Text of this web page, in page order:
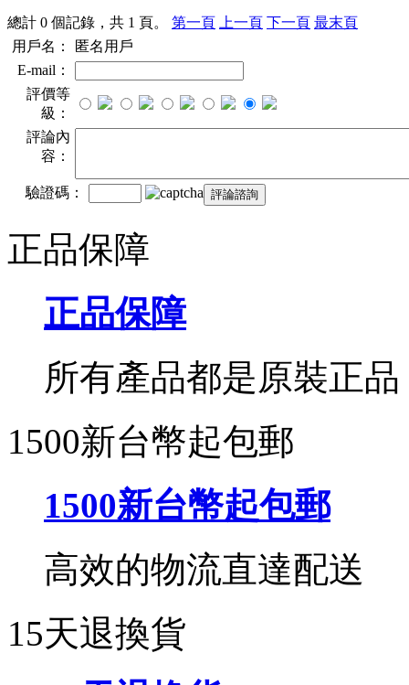
總計 0 個記錄，共 1 頁。 第一頁 上一頁 下一頁 最末頁
用戶名：
匿名用戶
E-mail：
評價等
級：
評論內
容：
驗證碼：
正品保障
正品保障
所有產品都是原裝正品
1500新台幣起包郵
1500新台幣起包郵
高效的物流直達配送
15天退換貨